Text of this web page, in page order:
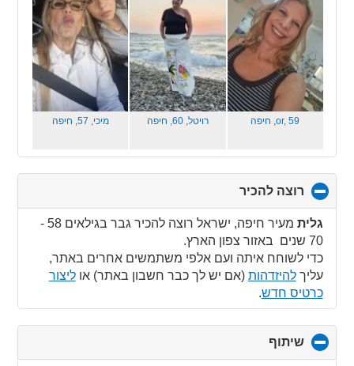
or, 59, חיפה רויטל, 60, חיפה מיכי, 57, חיפה
רוצה להכיר
to
collapse
contents
גלית
מעיר חיפה, ישראל רוצה להכיר גבר בגילאים 58 -
70 שנים באזור צפון הארץ.
כדי לשוחח איתה ועם אלפי משתמשים אחרים באתר,
עליךלהיזדהות (אם יש לך כבר חשבון באתר) אוליצור
כרטיס חדש.
שיתוף
to